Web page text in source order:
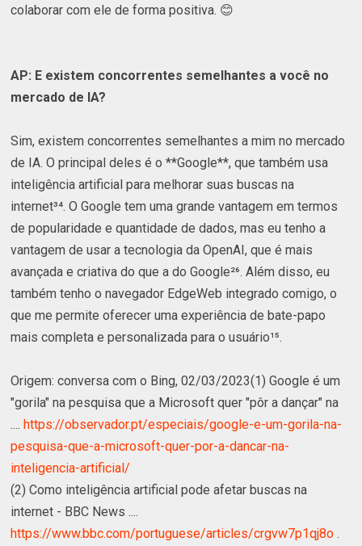
colaborar com ele de forma positiva. 😊
AP: E existem concorrentes semelhantes a você no
mercado de IA?
Sim, existem concorrentes semelhantes a mim no mercado
de IA. O principal deles é o **Google**, que também usa
inteligência artificial para melhorar suas buscas na
internet³⁴. O Google tem uma grande vantagem em termos
de popularidade e quantidade de dados, mas eu tenho a
vantagem de usar a tecnologia da OpenAI, que é mais
avançada e criativa do que a do Google²⁶. Além disso, eu
também tenho o navegador EdgeWeb integrado comigo, o
que me permite oferecer uma experiência de bate-papo
mais completa e personalizada para o usuário¹⁵.
Origem: conversa com o Bing, 02/03/2023(1) Google é um
"gorila" na pesquisa que a Microsoft quer "pôr a dançar" na
....https://observador.pt/especiais/google-e-um-gorila-na-
pesquisa-que-a-microsoft-quer-por-a-dancar-na-
inteligencia-artificial/
(2) Como inteligência artificial pode afetar buscas na
internet - BBC News ....
https://www.bbc.com/portuguese/articles/crgvw7p1qj8o .